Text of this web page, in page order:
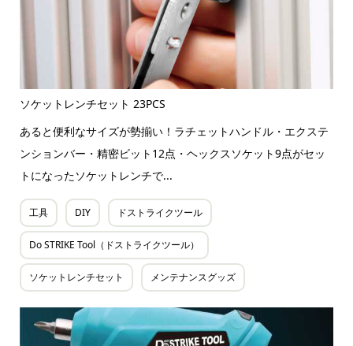
ソケットレンチセット 23PCS
あると便利なサイズが勢揃い！ラチェットハンドル・エクステ
ンションバー・精密ビット12点・ヘックスソケット9点がセッ
トになったソケットレンチで...
工具 DIY ドストライクツール
Do STRIKE Tool（ドストライクツール）
ソケットレンチセット メンテナンスグッズ